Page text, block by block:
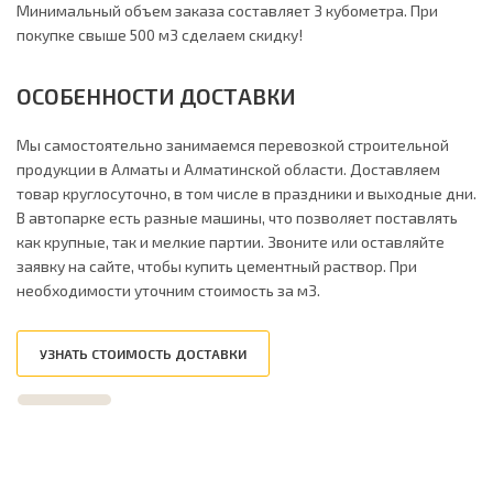
Минимальный объем заказа составляет 3 кубометра. При
покупке свыше 500 м3 сделаем скидку!
ОСОБЕННОСТИ ДОСТАВКИ
Мы самостоятельно занимаемся перевозкой строительной
продукции в Алматы и Алматинской области. Доставляем
товар круглосуточно, в том числе в праздники и выходные дни.
В автопарке есть разные машины, что позволяет поставлять
как крупные, так и мелкие партии. Звоните или оставляйте
заявку на сайте, чтобы купить цементный раствор. При
необходимости уточним стоимость за м3.
УЗНАТЬ СТОИМОСТЬ ДОСТАВКИ